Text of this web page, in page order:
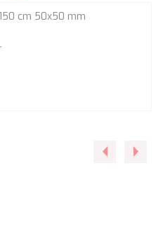
cm 50x50 mm